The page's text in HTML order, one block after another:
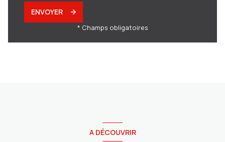
ENVOYER
* Champs obligatoires
A DÉCOUVRIR